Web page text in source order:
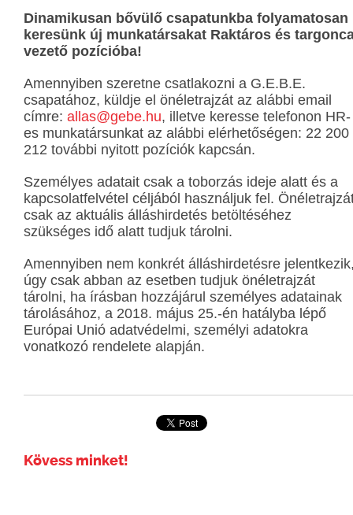
Dinamikusan bővülő csapatunkba folyamatosan
keresünk új munkatársakat Raktáros és
vezető pozícióba!
Amennyiben szeretne csatlakozni a G.E.B.E.
csapatához, küldje el önéletrajzát az alábbi email
címre: allas@gebe.hu, illetve keresse telefonon HR-
es munkatársunkat az alábbi elérhetőségen: 22 200
212 további nyitott pozíciók kapcsán.
Személyes adatait csak a toborzás ideje alatt és a
kapcsolatfelvétel céljából használjuk fel.
csak az aktuális álláshirdetés betöltéséhez
szükséges idő alatt tudjuk tárolni.
Amennyiben nem konkrét álláshirdetésre
úgy csak abban az esetben tudjuk önéletrajzát
tárolni, ha írásban hozzájárul személyes adatainak
tárolásához, a 2018. május 25.-én hatályba lépő
Európai Unió adatvédelmi, személyi adatokra
vonatkozó rendelete alapján.
Kövess minket!